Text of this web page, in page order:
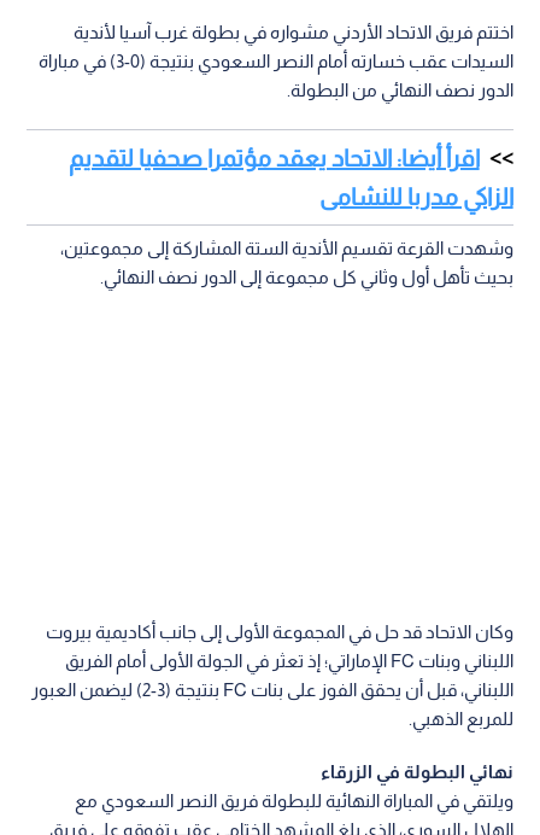
اختتم فريق الاتحاد الأردني مشواره في بطولة غرب آسيا لأندية
السيدات عقب خسارته أمام النصر السعودي بنتيجة (0-3) في مباراة
الدور نصف النهائي من البطولة.
اقرأ أيضا: الاتحاد يعقد مؤتمرا صحفيا لتقديم
الزاكي مدربا للنشامى
وشهدت القرعة تقسيم الأندية الستة المشاركة إلى مجموعتين،
بحيث تأهل أول وثاني كل مجموعة إلى الدور نصف النهائي.
وكان الاتحاد قد حل في المجموعة الأولى إلى جانب أكاديمية بيروت
اللبناني وبنات FC الإماراتي؛ إذ تعثر في الجولة الأولى أمام الفريق
اللبناني، قبل أن يحقق الفوز على بنات FC بنتيجة (3-2) ليضمن العبور
للمربع الذهبي.
نهائي البطولة في الزرقاء
ويلتقي في المباراة النهائية للبطولة فريق النصر السعودي مع
الهلال السوري، الذي بلغ المشهد الختامي عقب تفوقه على فريق